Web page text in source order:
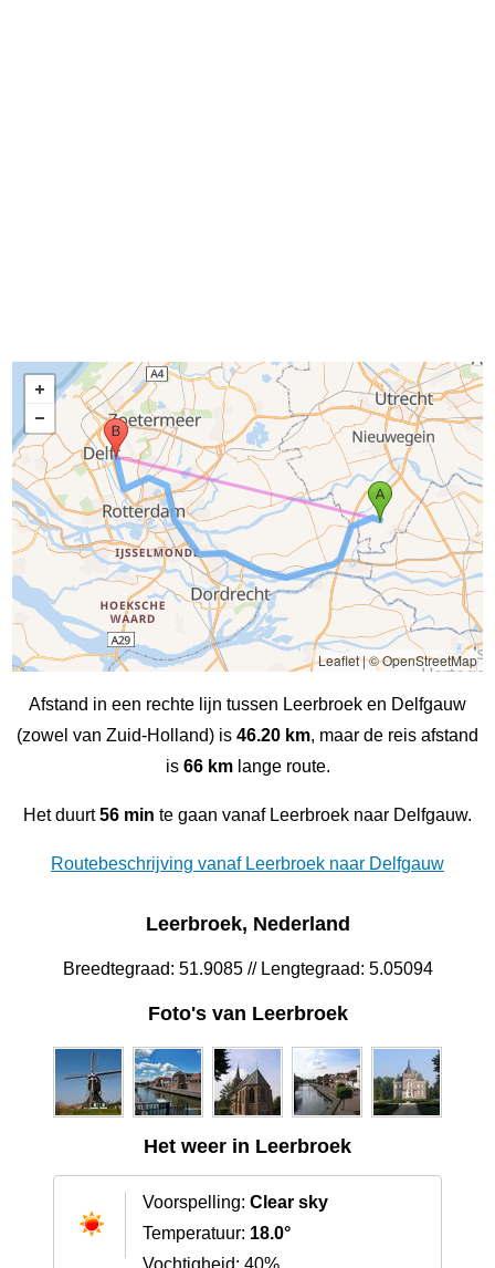
Leaflet|© OpenStreetMap
Afstand in een rechte lijn tussen Leerbroek en Delfgauw
(zowel van Zuid-Holland) is 46.20 km, maar de reis afstand
is 66 kmlange route.
Het duurt56 min te gaan vanaf Leerbroek naar Delfgauw.
Routebeschrijving vanaf Leerbroek naar Delfgauw
Leerbroek, Nederland
Breedtegraad: 51.9085 // Lengtegraad: 5.05094
Foto's van Leerbroek
Het weer in Leerbroek
Voorspelling: Clear sky
Temperatuur: 18.0°